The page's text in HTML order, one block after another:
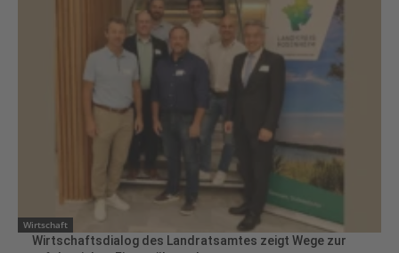
Wirtschaft
Wirtschaftsdialog des Landratsamtes zeigt Wege zur